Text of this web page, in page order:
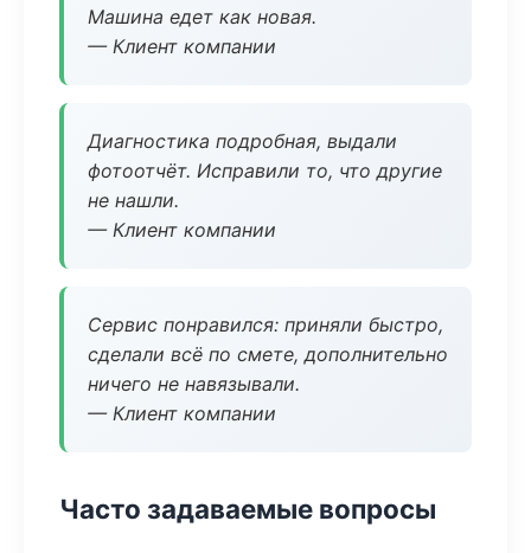
Машина едет как новая.
— Клиент компании
Диагностика подробная, выдали
фотоотчёт. Исправили то, что другие
не нашли.
— Клиент компании
Сервис понравился: приняли быстро,
сделали всё по смете, дополнительно
ничего не навязывали.
— Клиент компании
Часто задаваемые вопросы